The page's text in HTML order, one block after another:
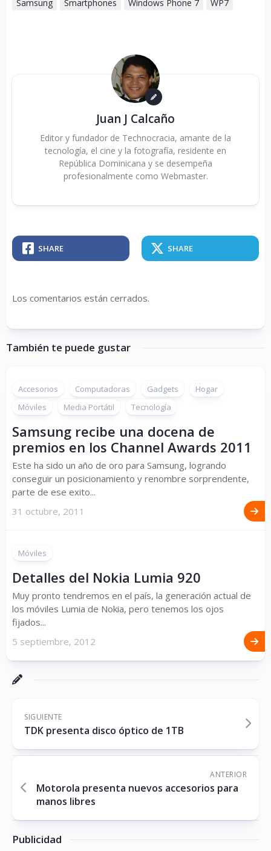
Samsung Smartphones Windows Phone 7 WP7
Juan J Calcaño
Editor y fundador de Technocracia, amante de la
tecnología, el cine y la fotografía, residente en
República Dominicana y se desempeña
profesionalmente como Webmaster.
SHARE SHARE
Los comentarios están cerrados.
También te puede gustar
Accesorios Computadoras Gadgets
Hogar
Móviles
Media Portátil Tecnología
Samsung recibe una docena de
premios en los Channel Awards 2011
Este ha sido un año de oro para Samsung, logrando
conseguir un posicionamiento y renombre sorprendente,
parte de ese exito...
31 octubre, 2011
Móviles
Detalles del Nokia Lumia 920
Muy pronto tendremos en el país, la generación actual de
los móviles Lumia de Nokia, pero tenemos los ojos
fijados...
5 septiembre, 2012
SIGUIENTE
TDK presenta disco óptico de 1TB
ANTERIOR
Motorola presenta nuevos accesorios para
manos libres
Publicidad